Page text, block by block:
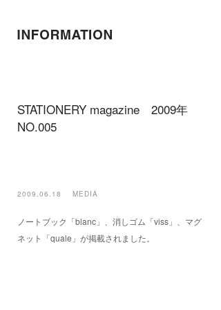
STATIONERY magazine 2009年
NO.005
2009.06.18 MEDIA
ノートブック「blanc」、消しゴム「viss」、マグ
ネット「quale」が掲載されました。